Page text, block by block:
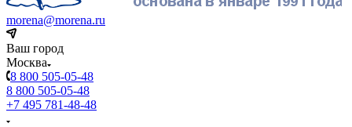
morena@morena.ru
Ваш город
Москва
8 800 505-05-48
8 800 505-05-48
+7 495 781-48-48